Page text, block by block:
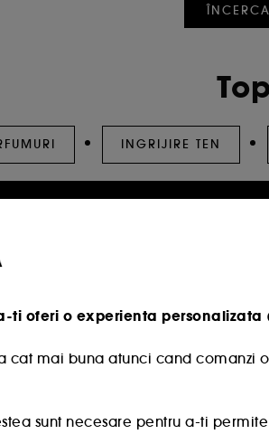
INGRIJIRE TEN
ti oferi o experienta
cat mai buna atunci cand comanzi
sunt necesare pentru a-ti